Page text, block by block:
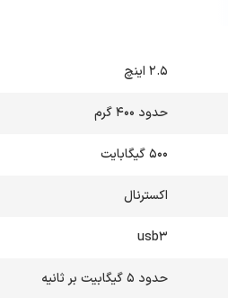
2.5 اینچ
حدود 400 گرم
500 گیگابایت
اکسترنال
usb3
حدود 5 گیگابیت بر ثانیه